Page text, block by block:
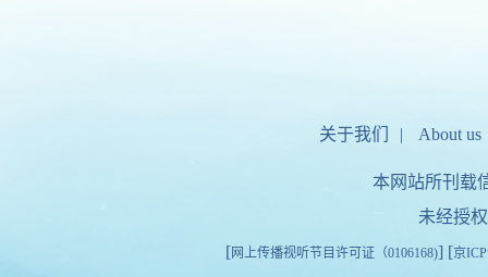
关于我们 | About us
本网站所刊载
未经授
[网上传播视听节目许可证（0106168)] [京